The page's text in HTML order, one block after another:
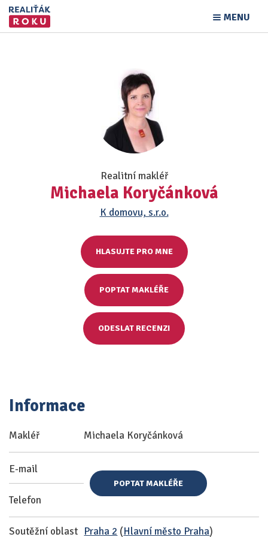
MENU
Realitní makléř
Michaela Koryčánková
K domovu, s.r.o.
HLASUJTE PRO MNE
POPTAT MAKLÉŘE
ODESLAT RECENZI
Informace
Makléř Michaela Koryčánková
E-mail
Telefon
POPTAT MAKLÉŘE
Soutěžní oblast Praha 2 (Hlavní město Praha)